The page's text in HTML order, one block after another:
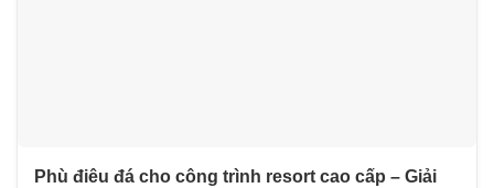
Phù điêu đá cho công trình resort cao cấp – Giải